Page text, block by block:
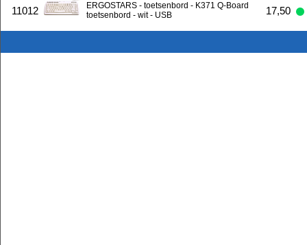
11012
ERGOSTARS - toetsenbord - K371 Q-Board
toetsenbord - wit - USB
17,50